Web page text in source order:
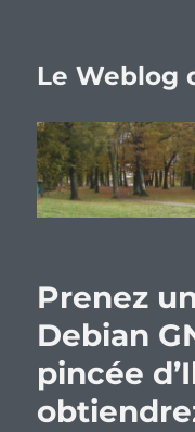
Le Weblog
Prenez
Debian
pincée